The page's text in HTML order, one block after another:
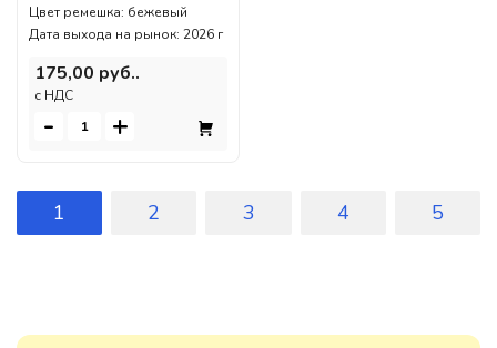
Цвет ремешка: бежевый
Дата выхода на рынок: 2026 г
175,00 руб..
c НДС
- +
1 2 3 4 5